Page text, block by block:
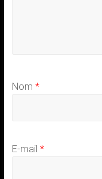
Nom *
E-mail *